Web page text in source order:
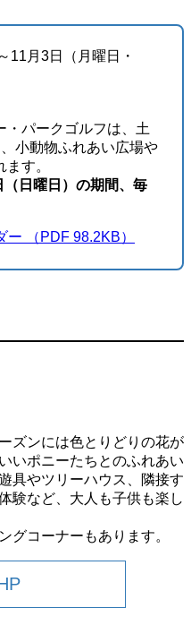
11月3日（月曜日・
・パークゴルフは、土
小動物ふれあい広場や
す。
日曜日）の期間、毎
（PDF 98.2KB）
ズンには色とりどりの花が
いポニーたちとのふれあい
具やツリーハウス、隣接す
験など、大人も子供も楽し
グコーナーもあります。